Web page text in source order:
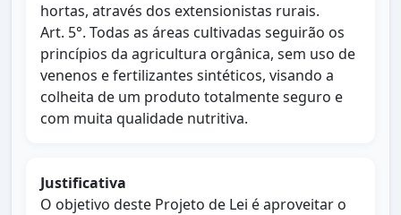
hortas, através dos extensionistas rurais.
Art. 5°. Todas as áreas cultivadas seguirão os
princípios da agricultura orgânica, sem uso de
venenos e fertilizantes sintéticos, visando a
colheita de um produto totalmente seguro e
com muita qualidade nutritiva.
Justificativa
O objetivo deste Projeto de Lei é aproveitar o